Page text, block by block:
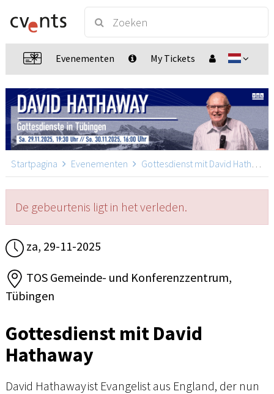
Evenementen My Tickets
Startpagina Evenementen Gottesdienst mit David Hathaway
De gebeurtenis ligt in het verleden.
za, 29-11-2025
TOS Gemeinde- und Konferenzzentrum,
Tübingen
Gottesdienst mit David
Hathaway
David Hathaway ist Evangelist aus England, der nun